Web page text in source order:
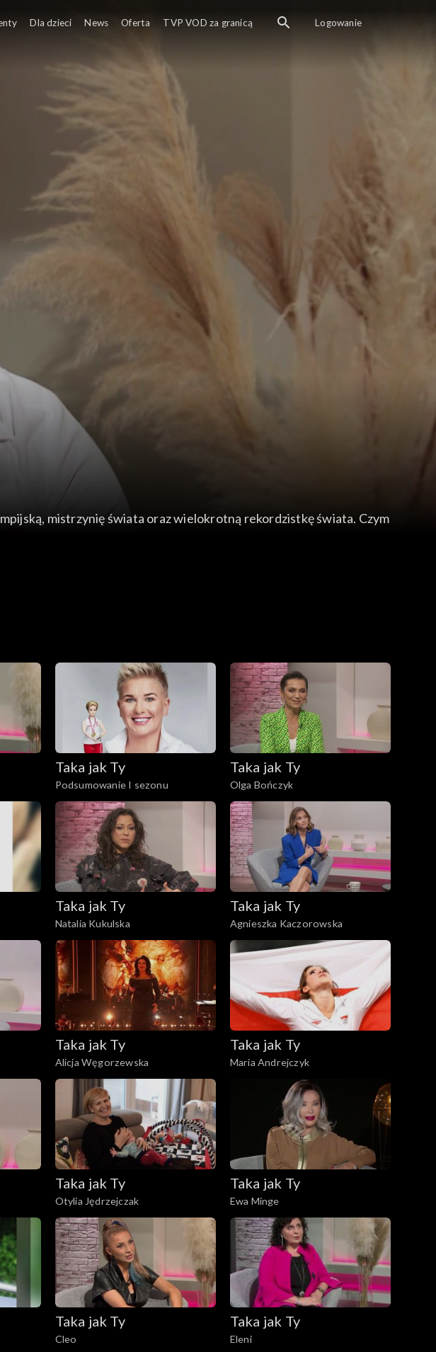
Czym
Taka jak Ty
Podsumowanie I sezonu
Taka jak Ty
Olga Bończyk
Taka jak Ty
Natalia Kukulska
Taka jak Ty
Agnieszka Kaczorowska
Taka jak Ty
Alicja Węgorzewska
Taka jak Ty
Maria Andrejczyk
Taka jak Ty
Otylia Jędrzejczak
Taka jak Ty
Ewa Minge
Taka jak Ty
Cleo
Taka jak Ty
Eleni
Dla dzieci News Oferta TVP VOD za granicą Logowanie